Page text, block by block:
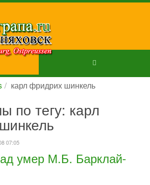
карл фридрих шинкель
по тегу: карл
07:05
умер М.Б. Барклай-